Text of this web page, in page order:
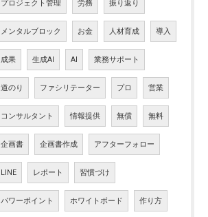
プロジェクト管理 労務 振り返り
メンタルブロック お金 人材育成 導入
成果 生成AI AI 業務サポート
道のり ファシリテーター プロ 営業
コンサルタント 情報提供 無償 無料
企画書 企画書作成 アフターフォロー
LINE レポート 習慣づけ
パワーポイント ホワイトボード 作り方